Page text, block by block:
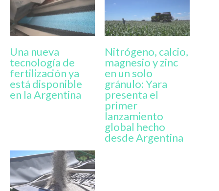
Una nueva
tecnología de
fertilización ya
está disponible
en la Argentina
Nitrógeno, calcio,
magnesio y zinc
en un solo
gránulo: Yara
presenta el
primer
lanzamiento
global hecho
desde Argentina